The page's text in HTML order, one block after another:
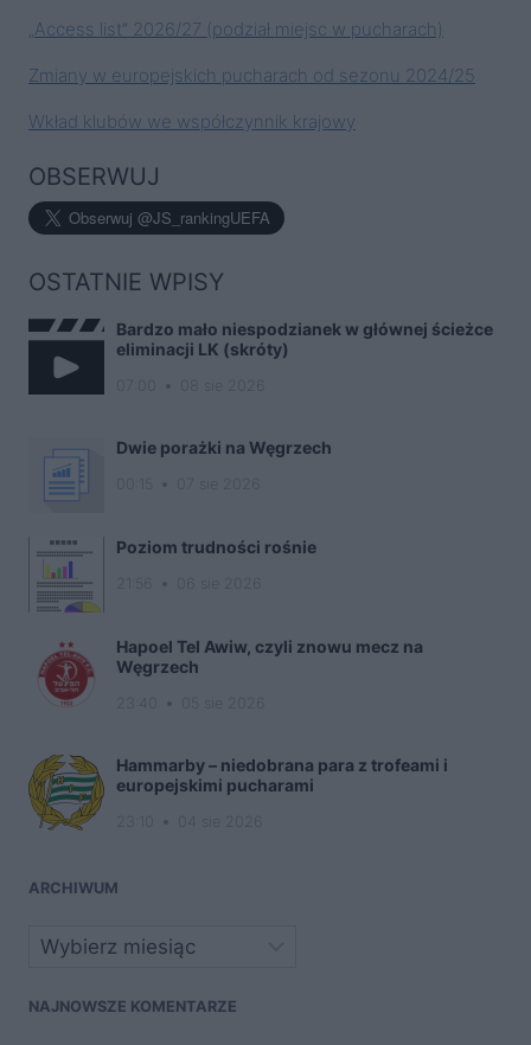
„Access list” 2026/27 (podział miejsc w pucharach)
Zmiany w europejskich pucharach od sezonu 2024/25
Wkład klubów we współczynnik krajowy
OBSERWUJ
OSTATNIE WPISY
Bardzo mało niespodzianek w głównej ścieżce
eliminacji LK (skróty)
Dwie porażki na Węgrzech
Poziom trudności rośnie
Hapoel Tel Awiw, czyli znowu mecz na
Węgrzech
Hammarby – niedobrana para z trofeami i
europejskimi pucharami
ARCHIWUM
Archiwa
NAJNOWSZE KOMENTARZE